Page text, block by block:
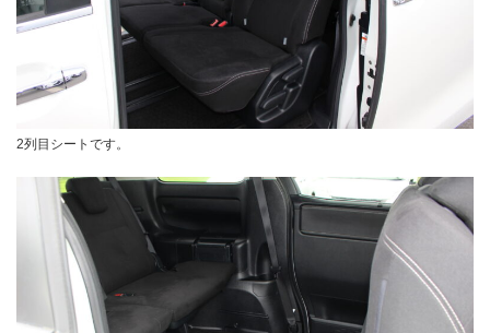
2列目シートです。